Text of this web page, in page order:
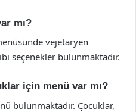
mı?
vejetaryen
seçenekler bulunmaktadır.
için menü var mı?
bulunmaktadır. Çocuklar,